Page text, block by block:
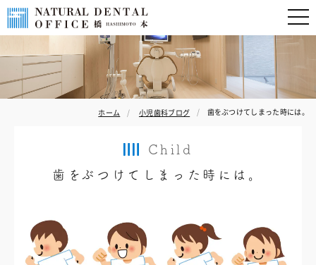
ホーム 小児歯科ブログ 歯をぶつけてしまった時には。
Child
歯をぶつけてしまった時には。